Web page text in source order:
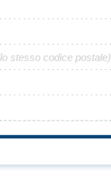
stesso codice postale)